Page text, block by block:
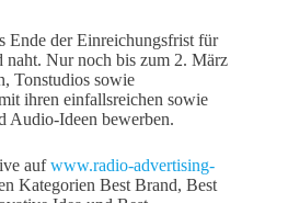
Ende der Einreichungsfrist für
Nur noch bis zum 2. März
Tonstudios sowie
ihren einfallsreichen sowie
Audio-Ideen bewerben.
aufwww.radio-advertising-
Kategorien Best Brand, Best